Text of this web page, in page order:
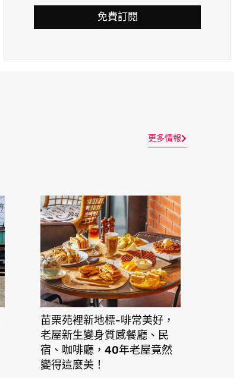
免費訂閱
更多情報
苗栗苑裡新地標-啡常美好，
老屋新生變身質感餐廳、民
宿、咖啡廳，40年老屋竟然
變得這麼美！